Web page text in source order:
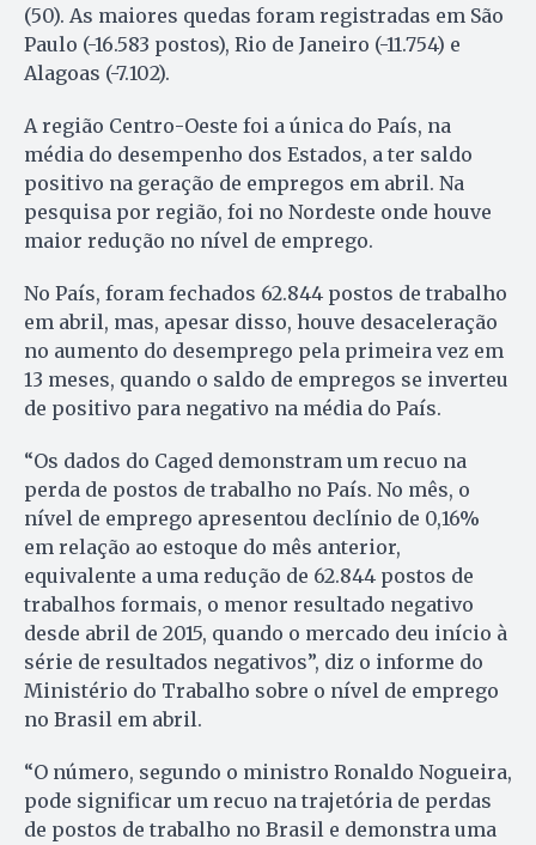
(50). As maiores quedas foram registradas em São
Paulo (-16.583 postos), Rio de Janeiro (-11.754) e
Alagoas (-7.102).
A região Centro-Oeste foi a única do País, na
média do desempenho dos Estados, a ter saldo
positivo na geração de empregos em abril. Na
pesquisa por região, foi no Nordeste onde houve
maior redução no nível de emprego.
No País, foram fechados 62.844 postos de trabalho
em abril, mas, apesar disso, houve desaceleração
no aumento do desemprego pela primeira vez em
13 meses, quando o saldo de empregos se inverteu
de positivo para negativo na média do País.
“Os dados do Caged demonstram um recuo na
perda de postos de trabalho no País. No mês, o
nível de emprego apresentou declínio de 0,16%
em relação ao estoque do mês anterior,
equivalente a uma redução de 62.844 postos de
trabalhos formais, o menor resultado negativo
desde abril de 2015, quando o mercado deu início à
série de resultados negativos”, diz o informe do
Ministério do Trabalho sobre o nível de emprego
no Brasil em abril.
“O número, segundo o ministro Ronaldo Nogueira,
pode significar um recuo na trajetória de perdas
de postos de trabalho no Brasil e demonstra uma